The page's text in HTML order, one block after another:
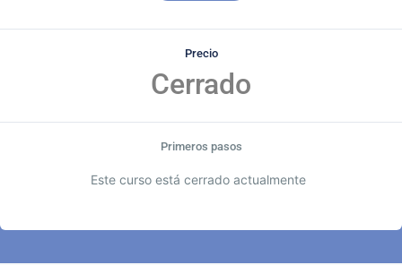
Precio
Cerrado
Primeros pasos
Este curso está cerrado actualmente